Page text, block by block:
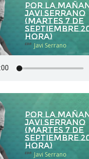
Por la
Javi Serrano
(martes 7 de
septiembre
hora)
con Javi Serrano
Por la
Javi Serrano
(martes 7 de
septiembre
hora)
con Javi Serrano